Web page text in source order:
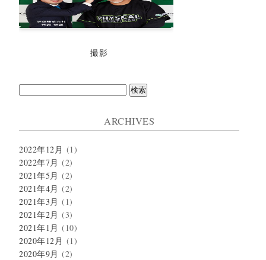
撮影
検
ARCHIVES
2022年12月 (1)
2022年7月 (2)
2021年5月 (2)
2021年4月 (2)
2021年3月 (1)
2021年2月 (3)
2021年1月 (10)
2020年12月 (1)
2020年9月 (2)